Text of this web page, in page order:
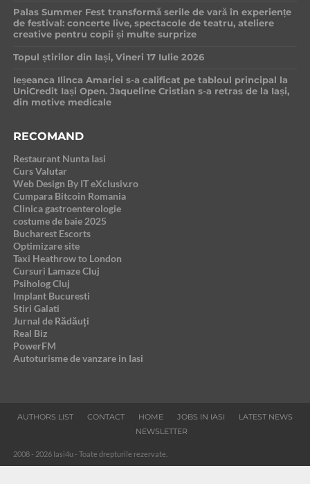
Palas Summer Fest transformă serile de vară în experiențe
de festival: concerte live, spectacole de teatru, ateliere
creative pentru copii și multe surprize
Topul știrilor din Iași, Vineri 17 Iulie 2026
Ieșeanca Ilinca Amariei s-a calificat pe tabloul principal la
UniCredit Iași Open. Jaqueline Cristian s-a retras de la Iași,
din motive medicale
RECOMAND
Restaurant Nunta Iasi
Curs Valutar
Web Design By IT eXclusiv.ro
Cumpara Bitcoin Romania
Clinica gastroenterologie
costume de baie 2025
Bucharest Escorts
Optimizare site
Taxi Heathrow to London
Cursuri Lamaze Cluj
Psiholog Cluj
Implant Bucuresti
Stiri Galati
Jurnal de Rădăuți
Real Biz
PowerFM
Autoturisme de vanzare in Iasi
AUTHORS LIST CONTACT HOME JOBS IN IASI
LATEST NEWS
NEWSLETTER
2008 - 2026 Iasi4u - Toate drepturile rezervate.